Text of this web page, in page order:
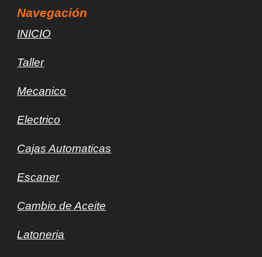
Navegación
INICIO
Taller
Mecanico
Electrico
Cajas Automaticas
Escaner
Cambio de Aceite
Latoneria